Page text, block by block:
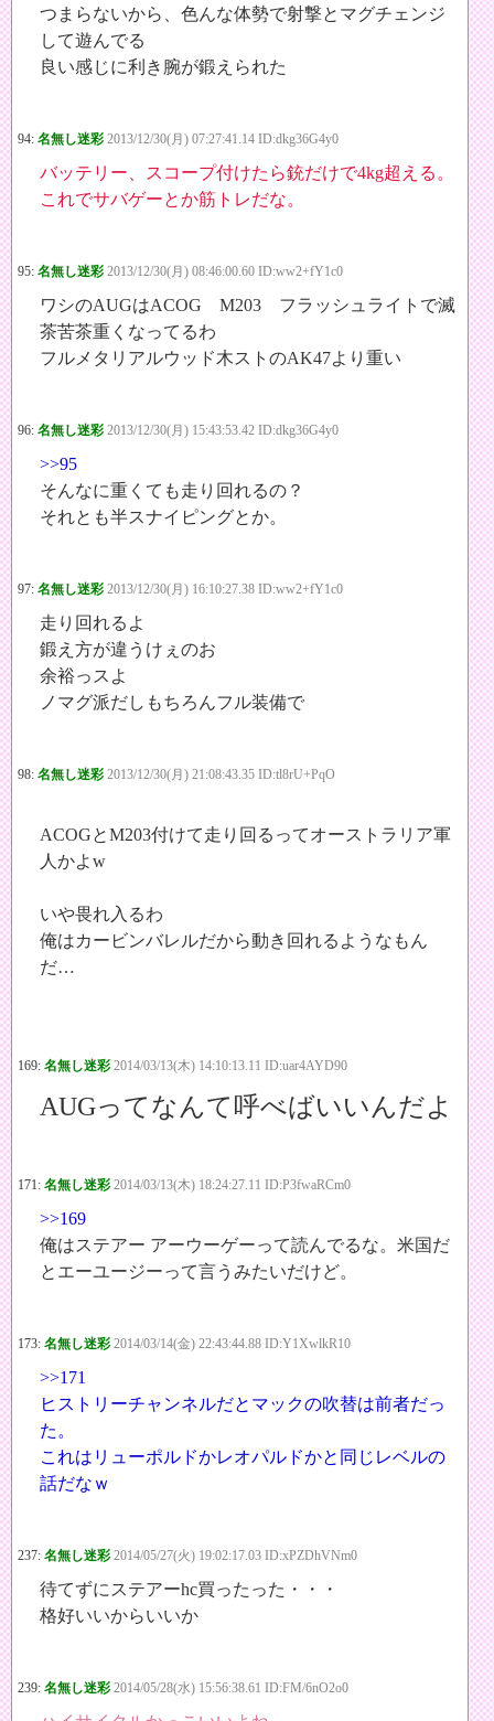
つまらないから、色んな体勢で射撃とマグチェンジ
して遊んでる
良い感じに利き腕が鍛えられた
94: 名無し迷彩 2013/12/30(月) 07:27:41.14 ID:dkg36G4y0
バッテリー、スコープ付けたら銃だけで4kg超える。
これでサバゲーとか筋トレだな。
95: 名無し迷彩 2013/12/30(月) 08:46:00.60 ID:ww2+fY1c0
ワシのAUGはACOG M203 フラッシュライトで滅
茶苦茶重くなってるわ
フルメタリアルウッド木ストのAK47より重い
96: 名無し迷彩 2013/12/30(月) 15:43:53.42 ID:dkg36G4y0
>>95
そんなに重くても走り回れるの？
それとも半スナイピングとか。
97: 名無し迷彩 2013/12/30(月) 16:10:27.38 ID:ww2+fY1c0
走り回れるよ
鍛え方が違うけぇのお
余裕っスよ
ノマグ派だしもちろんフル装備で
98: 名無し迷彩 2013/12/30(月) 21:08:43.35 ID:tl8rU+PqO
ACOGとM203付けて走り回るってオーストラリア軍
人かよw
いや畏れ入るわ
俺はカービンバレルだから動き回れるようなもん
だ…
169: 名無し迷彩 2014/03/13(木) 14:10:13.11 ID:uar4AYD90
AUGってなんて呼べばいいんだよ
171: 名無し迷彩 2014/03/13(木) 18:24:27.11 ID:P3fwaRCm0
>>169
俺はステアー アーウーゲーって読んでるな。米国だ
とエーユージーって言うみたいだけど。
173: 名無し迷彩 2014/03/14(金) 22:43:44.88 ID:Y1XwlkR10
>>171
ヒストリーチャンネルだとマックの吹替は前者だっ
た。
これはリューポルドかレオパルドかと同じレベルの
話だなｗ
237: 名無し迷彩 2014/05/27(火) 19:02:17.03 ID:xPZDhVNm0
待てずにステアーhc買ったった・・・
格好いいからいいか
239: 名無し迷彩 2014/05/28(水) 15:56:38.61 ID:FM/6nO2o0